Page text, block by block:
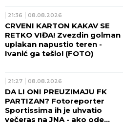
21:36 08.08.2026
CRVENI KARTON KAKAV SE
RETKO VIĐA! Zvezdin golman
uplakan napustio teren -
Ivanić ga tešio! (FOTO)
21:27 08.08.2026
DA LI ONI PREUZIMAJU FK
PARTIZAN? Fotoreporter
Sportissima ih je uhvatio
večeras na JNA - ako ode